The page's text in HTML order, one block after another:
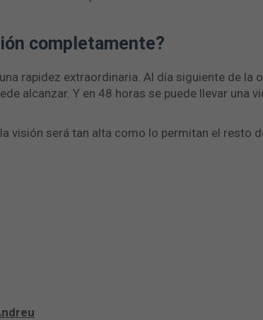
completamente?
rapidez extraordinaria. Al día siguiente de la
alcanzar. Y en 48 horas se puede llevar una
visión será tan alta como lo permitan el resto